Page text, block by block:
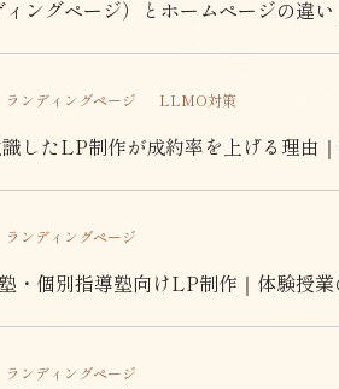
ングページ）とホームページの違
ランディングページ LLMO対策
したLP制作が成約率を上げる理由
ランディングページ
・個別指導塾向けLP制作｜体験授
ランディングページ